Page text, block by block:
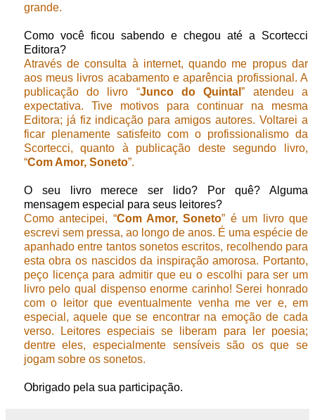
grande.
Como você ficou sabendo e chegou até a Scortecci
Editora?
Através de consulta à internet, quando me propus dar
aos meus livros acabamento e aparência profissional. A
publicação do livro “Junco do Quintal” atendeu a
expectativa. Tive motivos para continuar na mesma
Editora; já fiz indicação para amigos autores. Voltarei a
ficar plenamente satisfeito com o profissionalismo da
Scortecci, quanto à publicação deste segundo livro,
“Com Amor, Soneto”.
O seu livro merece ser lido? Por quê? Alguma
mensagem especial para seus leitores?
Como antecipei, “Com Amor, Soneto” é um livro que
escrevi sem pressa, ao longo de anos. É uma espécie de
apanhado entre tantos sonetos escritos, recolhendo para
esta obra os nascidos da inspiração amorosa. Portanto,
peço licença para admitir que eu o escolhi para ser um
livro pelo qual dispenso enorme carinho! Serei honrado
com o leitor que eventualmente venha me ver e, em
especial, aquele que se encontrar na emoção de cada
verso. Leitores especiais se liberam para ler poesia;
dentre eles, especialmente sensíveis são os que se
jogam sobre os sonetos.
Obrigado pela sua participação.